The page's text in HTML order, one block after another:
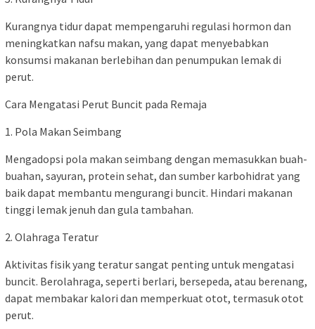
Kurangnya tidur dapat mempengaruhi regulasi hormon dan
meningkatkan nafsu makan, yang dapat menyebabkan
konsumsi makanan berlebihan dan penumpukan lemak di
perut.
Cara Mengatasi Perut Buncit pada Remaja
1. Pola Makan Seimbang
Mengadopsi pola makan seimbang dengan memasukkan buah-
buahan, sayuran, protein sehat, dan sumber karbohidrat yang
baik dapat membantu mengurangi buncit. Hindari makanan
tinggi lemak jenuh dan gula tambahan.
2. Olahraga Teratur
Aktivitas fisik yang teratur sangat penting untuk mengatasi
buncit. Berolahraga, seperti berlari, bersepeda, atau berenang,
dapat membakar kalori dan memperkuat otot, termasuk otot
perut.